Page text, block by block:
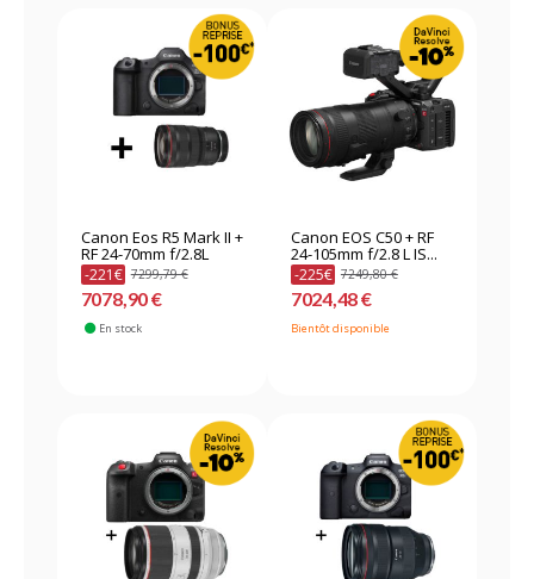
Canon Eos R5 Mark II +
RF 24-70mm f/2.8L
-221€ 7299,79 €
7078,90 €
En stock
Canon EOS C50 + RF
24-105mm f/2.8 L IS...
-225€ 7249,80 €
7024,48 €
Bientôt disponible